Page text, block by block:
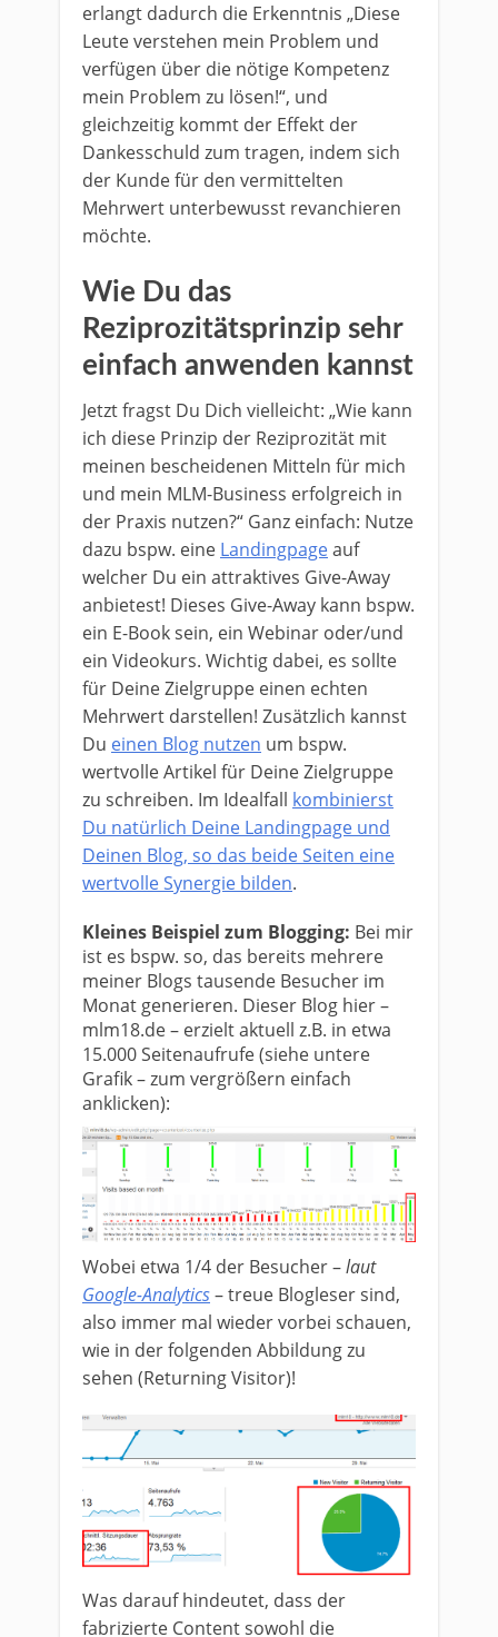
erlangt dadurch die Erkenntnis „Diese
Leute verstehen mein Problem und
verfügen über die nötige Kompetenz
mein Problem zu lösen!“, und
gleichzeitig kommt der Effekt der
Dankesschuld zum tragen, indem sich
der Kunde für den vermittelten
Mehrwert unterbewusst revanchieren
möchte.
Wie Du das
Reziprozitätsprinzip sehr
einfach anwenden kannst
Jetzt fragst Du Dich vielleicht: „Wie kann
ich diese Prinzip der Reziprozität mit
meinen bescheidenen Mitteln für mich
und mein MLM-Business erfolgreich in
der Praxis nutzen?“ Ganz einfach: Nutze
dazu bspw. eine Landingpageauf
welcher Du ein attraktives Give-Away
anbietest! Dieses Give-Away kann bspw.
ein E-Book sein, ein Webinar oder/und
ein Videokurs. Wichtig dabei, es sollte
für Deine Zielgruppe einen echten
Mehrwert darstellen! Zusätzlich kannst
Du einen Blog nutzen um bspw.
wertvolle Artikel für Deine Zielgruppe
zu schreiben. Im Idealfall kombinierst
Du natürlich Deine Landingpage und
Deinen Blog, so das beide Seiten eine
wertvolle Synergie bilden.
Kleines Beispiel zum Blogging: Bei mir
ist es bspw. so, das bereits mehrere
meiner Blogs tausende Besucher im
Monat generieren. Dieser Blog hier –
mlm18.de – erzielt aktuell z.B. in etwa
15.000 Seitenaufrufe (siehe untere
Grafik – zum vergrößern einfach
anklicken):
Wobei etwa 1/4 der Besucher –laut
Google-Analytics– treue Blogleser sind,
also immer mal wieder vorbei schauen,
wie in der folgenden Abbildung zu
sehen (Returning Visitor)!
Was darauf hindeutet, dass der
fabrizierte Content sowohl die